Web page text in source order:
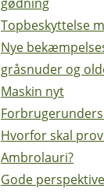
Topbeskyttelse
Nye
gråsnuder og
Maskin nyt
Hvorfor skal
Ambrolauri?
Gode